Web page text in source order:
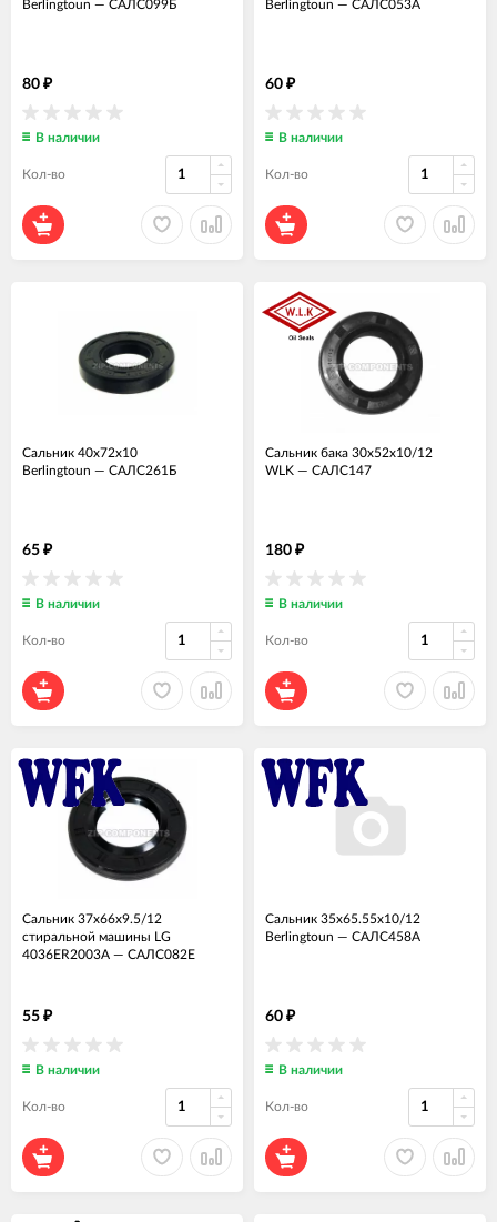
Berlingtoun — САЛС099Б
80 ₽
В наличии
Кол-во
Berlingtoun — САЛС053А
60 ₽
В наличии
Кол-во
Сальник 40x72x10
Berlingtoun — САЛС261Б
65 ₽
В наличии
Кол-во
Сальник бака 30x52x10/12
WLK — САЛС147
180 ₽
В наличии
Кол-во
Сальник 37x66x9.5/12
стиральной машины LG
4036ER2003A — САЛС082Е
55 ₽
В наличии
Кол-во
Сальник 35x65.55x10/12
Berlingtoun — САЛС458А
60 ₽
В наличии
Кол-во